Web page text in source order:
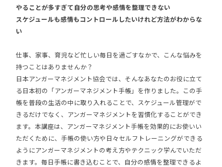
やることが多すぎて自分の思考や感情を整理できない
スケジュールも感情もコントロールしたいけれど方法がわからな
い
仕事、家事、育児など忙しい毎日を過ごすなかで、こんな悩みを
持つことはありませんか？
日本アンガーマネジメント協会では、そんなあなたのお役に立て
る日本初の「アンガーマネジメント手帳」を作りました。この手
帳を普段の生活の中に取り入れることで、スケジュール管理がで
きるだけでなく、アンガーマネジメントを習慣化することができ
ます。本講座は、アンガーマネジメント手帳を効果的にお使いい
ただくために、手帳の使い方や日々セルフトレーニングができる
ようにアンガーマネジメントの考え方やテクニック学んでいただ
きます。毎日手帳に書き込むことで、自分の感情を整理できるよ